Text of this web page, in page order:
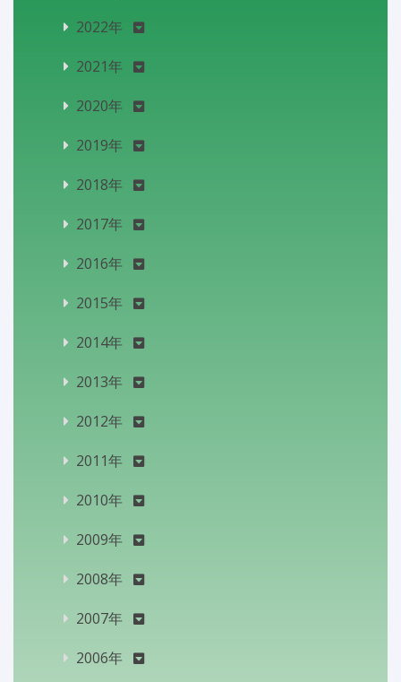
2022年
2021年
2020年
2019年
2018年
2017年
2016年
2015年
2014年
2013年
2012年
2011年
2010年
2009年
2008年
2007年
2006年